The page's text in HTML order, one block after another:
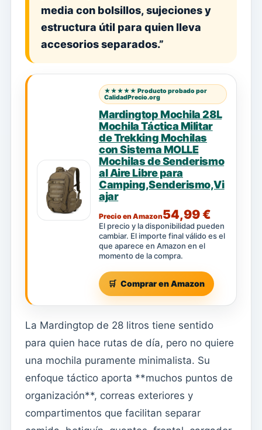
media con bolsillos, sujeciones y
estructura útil para quien lleva
accesorios separados.”
★★★★★ Producto probado por
CalidadPrecio.org
Mardingtop Mochila 28L
Mochila Táctica Militar
de Trekking Mochilas
con Sistema MOLLE
Mochilas de Senderismo
al Aire Libre para
Camping,Senderismo,Vi
ajar
Precio en Amazon54,99 €
El precio y la disponibilidad pueden
cambiar. El importe final válido es el
que aparece en Amazon en el
momento de la compra.
Comprar en Amazon
La Mardingtop de 28 litros tiene sentido
para quien hace rutas de día, pero no quiere
una mochila puramente minimalista. Su
enfoque táctico aporta **muchos puntos de
organización**, correas exteriores y
compartimentos que facilitan separar